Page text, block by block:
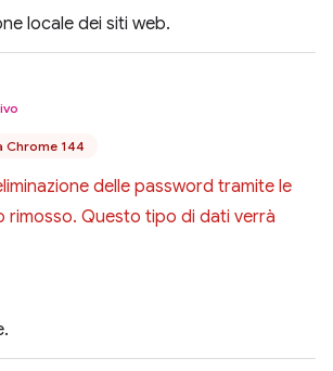
locale dei siti web.
Chrome 144
delle password tramite le
rimosso. Questo tipo di dati verrà